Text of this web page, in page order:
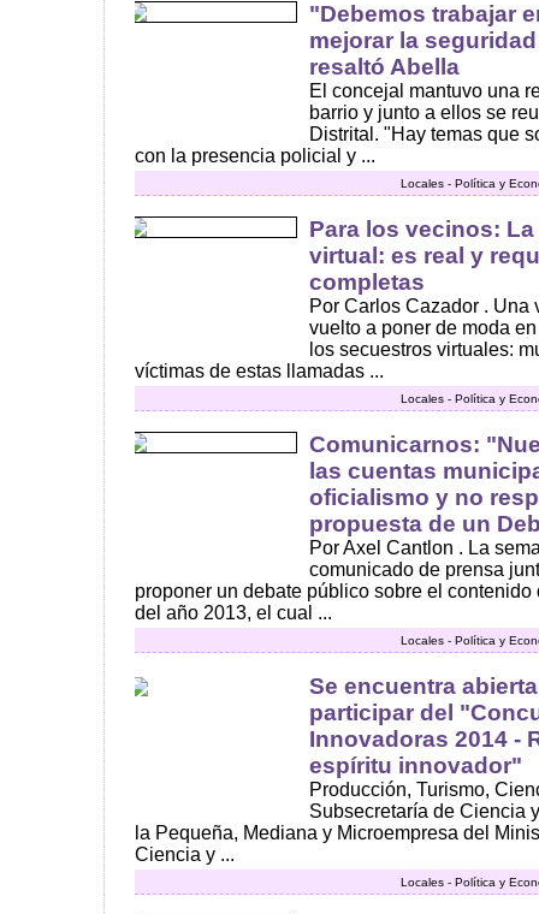
"Debemos trabajar
mejorar la
resaltó Abella
El concejal mantuvo una
barrio y junto a ellos se
Distrital. "Hay temas que
con la presencia policial y ...
Locales - Política y
Para los vecinos:
virtual: es real y
completas
Por Carlos Cazador . Una
vuelto a poner de moda
los secuestros virtuales:
víctimas de estas llamadas ...
Locales - Política y
Comunicarnos:
las cuentas
oficialismo y no
propuesta de un
Por Axel Cantlon . La
comunicado de prensa
proponer un debate público sobre el
del año 2013, el cual ...
Locales - Política y
Se encuentra
participar del
Innovadoras 2014 -
espíritu innovador"
Producción, Turismo,
Subsecretaría de Ciencia
la Pequeña, Mediana y Microempresa del
Ciencia y ...
Locales - Política y